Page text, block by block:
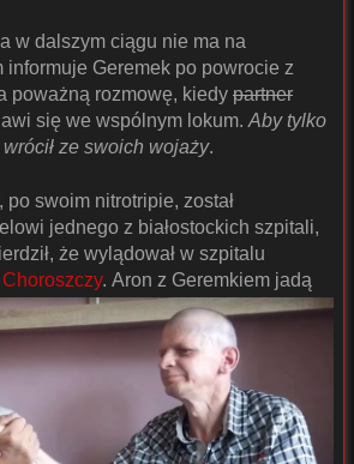
w dalszym ciągu nie ma na
informuje Geremek po powrocie z
poważną rozmowę, kiedy partner
się we wspólnym lokum. Aby tylko
ze swoich wojaży.
po swoim nitrotripie, został
jednego z białostockich szpitali,
że wylądował w szpitalu
Choroszczy. Aron z Geremkiem jadą